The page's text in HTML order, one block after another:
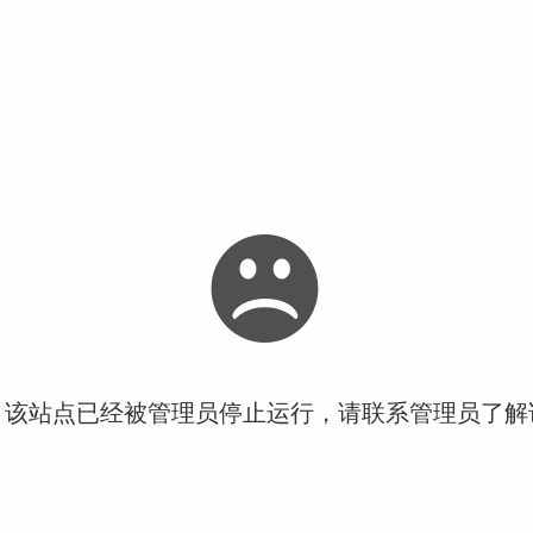
站点已经被管理员停止运行，请联系管理员了